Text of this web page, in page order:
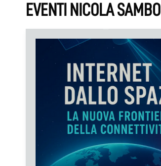
EVENTI NICOLA SAMBO